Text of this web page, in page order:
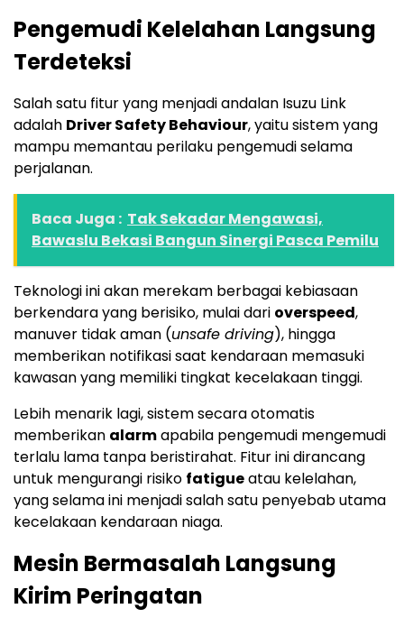
Pengemudi Kelelahan Langsung
Terdeteksi
Salah satu fitur yang menjadi andalan Isuzu Link
adalah Driver Safety Behaviour, yaitu sistem yang
mampu memantau perilaku pengemudi selama
perjalanan.
Baca Juga : Tak Sekadar Mengawasi,
Bawaslu Bekasi Bangun Sinergi Pasca Pemilu
Teknologi ini akan merekam berbagai kebiasaan
berkendara yang berisiko, mulai dari overspeed,
manuver tidak aman (unsafe driving), hingga
memberikan notifikasi saat kendaraan memasuki
kawasan yang memiliki tingkat kecelakaan tinggi.
Lebih menarik lagi, sistem secara otomatis
memberikan alarmapabila pengemudi mengemudi
terlalu lama tanpa beristirahat. Fitur ini dirancang
untuk mengurangi risiko fatigueatau kelelahan,
yang selama ini menjadi salah satu penyebab utama
kecelakaan kendaraan niaga.
Mesin Bermasalah Langsung
Kirim Peringatan